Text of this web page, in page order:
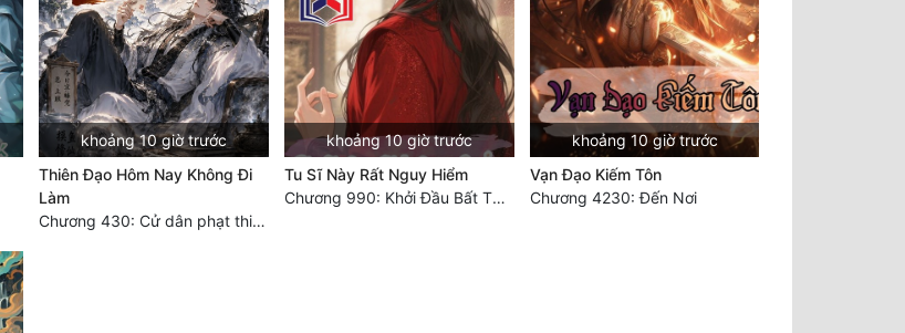
khoảng 10 giờ trước
Thiên Đạo Hôm Nay Không Đi
Làm
Chương 430: Cử dân phạt thiên (3)
khoảng 10 giờ trước
Tu Sĩ Này Rất Nguy Hiểm
Chương 990: Khởi Đầu Bất Thuận
khoảng 10 giờ trước
Vạn Đạo Kiếm Tôn
Chương 4230: Đến Nơi